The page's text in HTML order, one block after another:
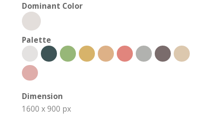
Dominant Color
Palette
Dimension
1600 x 900 px